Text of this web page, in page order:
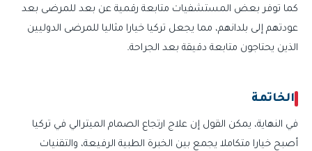
كما توفر بعض المستشفيات متابعة رقمية عن بعد للمرضى بعد
عودتهم إلى بلدانهم، مما يجعل تركيا خيارا مثاليا للمرضى الدوليين
الذين يحتاجون متابعة دقيقة بعد الجراحة.
الخاتمة
في النهاية، يمكن القول إن علاج ارتجاع الصمام الميترالي في تركيا
أصبح خيارا متكاملا يجمع بين الخبرة الطبية الرفيعة، والتقنيات